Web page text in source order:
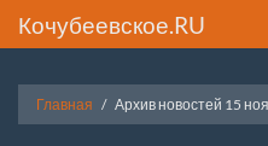
Кочубеевское.RU
Главная Архив новостей 15